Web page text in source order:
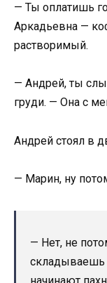
— Ты оплатишь
Аркадьевна —
растворимый.
— Андрей, ты
груди. — Она с
Андрей стоял в
— Марин, ну
— Нет, не
складываешь